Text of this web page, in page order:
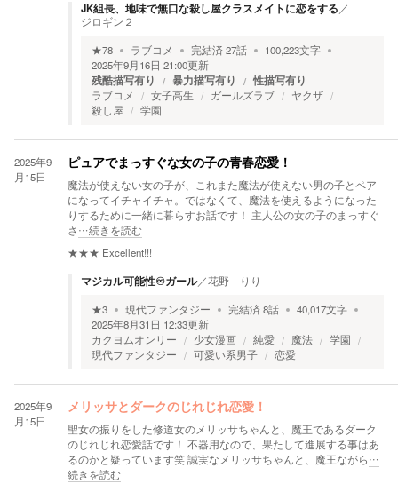
JK組長、地味で無口な殺し屋クラスメイトに恋をする ／
ジロギン２
★78 ラブコメ 完結済27話 100,223文字
2025年9月16日 21:00更新
残酷描写有り 暴力描写有り 性描写有り
ラブコメ 女子高生 ガールズラブ
ヤクザ
殺し屋
学園
2025年9
月15日
ピュアでまっすぐな女の子の青春恋愛！
魔法が使えない女の子が、これまた魔法が使えない男の子とペア
になってイチャイチャ。ではなくて、魔法を使えるようになった
りするために一緒に暮らすお話です！ 主人公の女の子のまっすぐ
さ…続きを読む
★★★ Excellent!!!
マジカル可能性♾️ガール／花野 りり
★3 現代ファンタジー 完結済8話 40,017文字
2025年8月31日 12:33更新
カクヨムオンリー
少女漫画 純愛 魔法
学園
現代ファンタジー
可愛い系男子 恋愛
2025年9
月15日
メリッサとダークのじれじれ恋愛！
聖女の振りをした修道女のメリッサちゃんと、魔王であるダーク
のじれじれ恋愛話です！ 不器用なので、果たして進展する事はあ
るのかと疑っています笑 誠実なメリッサちゃんと、魔王ながら…
続きを読む